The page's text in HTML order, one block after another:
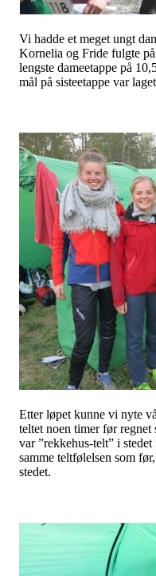
Vi hadde et meget ungt
Kornelia og Fride fulgte
lengste dameetappe på
mål på sisteetappe var
Etter løpet kunne vi nyte
teltet noen timer før
var ”rekkehus-telt” i
samme teltfølelsen som
stedet.